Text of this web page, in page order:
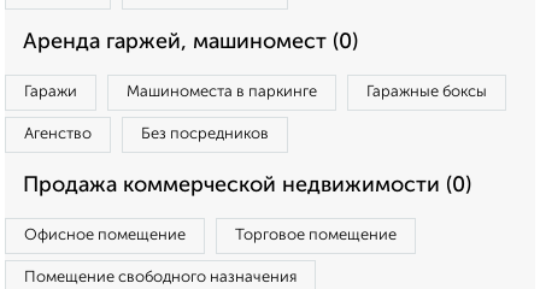
Аренда гаржей, машиномест (0)
Гаражи Машиноместа в паркинге Гаражные боксы
Агенство Без посредников
Продажа коммерческой недвижимости (0)
Офисное помещение Торговое помещение
Помещение свободного назначения